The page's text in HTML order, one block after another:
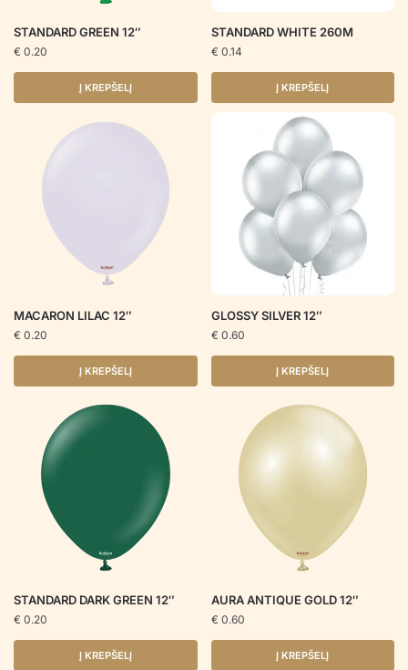
STANDARD GREEN 12″
€ 0.20
Į KREPŠELĮ
STANDARD WHITE 260M
€ 0.14
Į KREPŠELĮ
MACARON LILAC 12″
€ 0.20
Į KREPŠELĮ
GLOSSY SILVER 12″
€ 0.60
Į KREPŠELĮ
STANDARD DARK GREEN 12″
€ 0.20
Į KREPŠELĮ
AURA ANTIQUE GOLD 12″
€ 0.60
Į KREPŠELĮ